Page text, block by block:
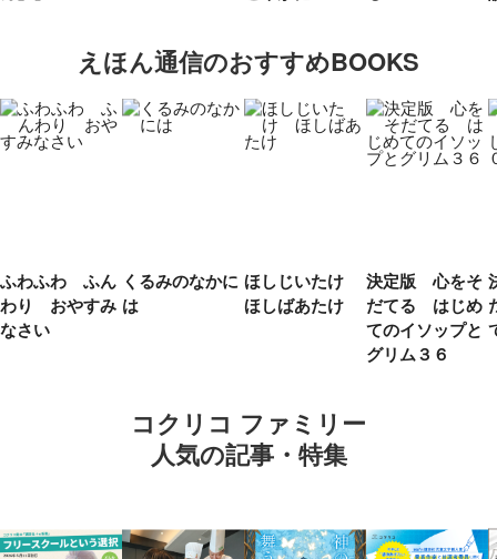
えほん通信のおすすめBOOKS
ふわふわ ふん
わり おやすみ
なさい
くるみのなかに
は
ほしじいたけ
ほしばあたけ
決定版 心をそ
だてる はじめ
てのイソップと
グリム３６
コクリコ ファミリー
人気の記事・特集